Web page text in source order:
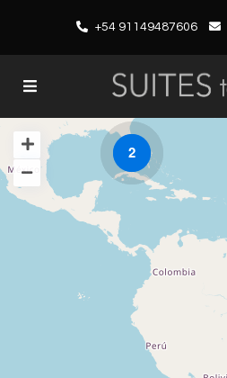
+54 91149487606
2